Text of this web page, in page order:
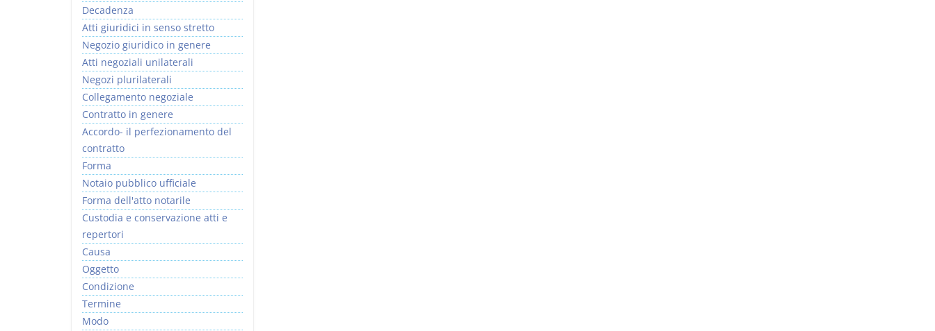
Decadenza
Atti giuridici in senso stretto
Negozio giuridico in genere
Atti negoziali unilaterali
Negozi plurilaterali
Collegamento negoziale
Contratto in genere
Accordo- il perfezionamento del
contratto
Forma
Notaio pubblico ufficiale
Forma dell'atto notarile
Custodia e conservazione atti e
repertori
Causa
Oggetto
Condizione
Termine
Modo